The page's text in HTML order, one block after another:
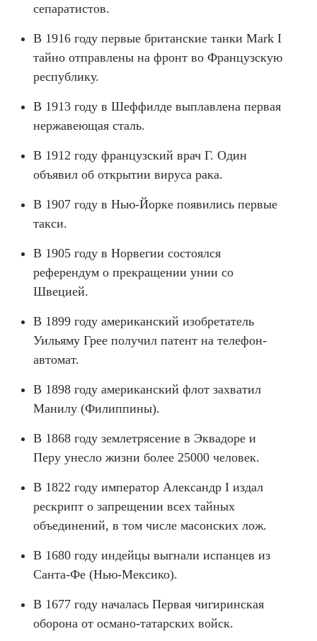
сепаратистов.
В 1916 году первые британские танки Mark I
тайно отправлены на фронт во Французскую
республику.
В 1913 году в Шеффилде выплавлена первая
нержавеющая сталь.
В 1912 году французский врач Г. Один
объявил об открытии вируса рака.
В 1907 году в Нью-Йорке появились первые
такси.
В 1905 году в Норвегии состоялся
референдум о прекращении унии со
Швецией.
В 1899 году американский изобретатель
Уильяму Грее получил патент на телефон-
автомат.
В 1898 году американский флот захватил
Манилу (Филиппины).
В 1868 году землетрясение в Эквадоре и
Перу унесло жизни более 25000 человек.
В 1822 году император Александр I издал
рескрипт о запрещении всех тайных
объединений, в том числе масонских лож.
В 1680 году индейцы выгнали испанцев из
Санта-Фе (Нью-Мексико).
В 1677 году началась Первая чигиринская
оборона от османо-татарских войск.